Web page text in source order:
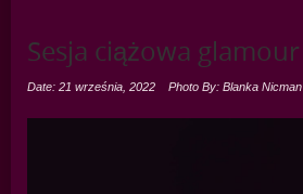
Sesja ciążowa glamour
Date: 21 września, 2022 Photo By: Blanka Nicman